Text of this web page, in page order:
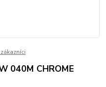
040M CHROME